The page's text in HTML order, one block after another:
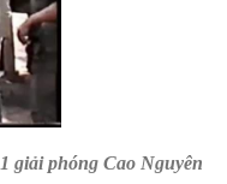
giải phóng Cao Nguyên